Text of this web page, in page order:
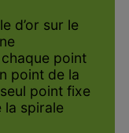
d’or sur le
point
point de la
point fixe
la spirale